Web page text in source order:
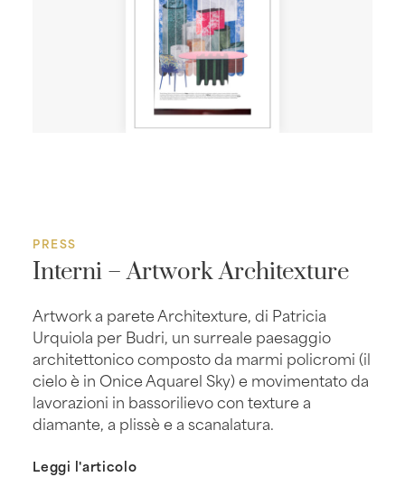
PRESS
Interni – Artwork Architexture
Artwork a parete Architexture, di Patricia
Urquiola per Budri, un surreale paesaggio
architettonico composto da marmi policromi (il
cielo è in Onice Aquarel Sky) e movimentato da
lavorazioni in bassorilievo con texture a
diamante, a plissè e a scanalatura.
Leggi l'articolo